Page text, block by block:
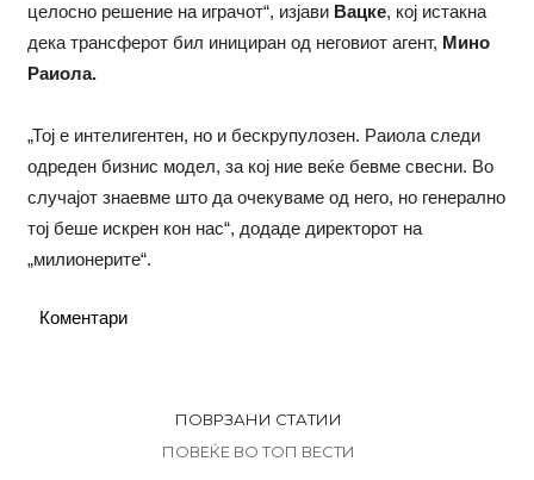
целосно решение на играчот“, изјави Вацке, кој истакна
дека трансферот бил инициран од неговиот агент, Мино
Раиола.
„Тој е интелигентен, но и бескрупулозен. Раиола следи
одреден бизнис модел, за кој ние веќе бевме свесни. Во
случајот знаевме што да очекуваме од него, но генерално
тој беше искрен кон нас“, додаде директорот на
„милионерите“.
Коментари
ПОВРЗАНИ СТАТИИ
ПОВЕЌЕ ВО ТОП ВЕСТИ